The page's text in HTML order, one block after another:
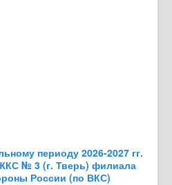
периоду 2026-2027 гг.
№ 3 (г. Тверь) филиала
России (по ВКС)